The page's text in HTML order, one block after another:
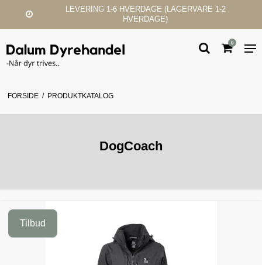
LEVERING 1-6 HVERDAGE (LAGERVARE 1-2
HVERDAGE)
0
FORSIDE / PRODUKTKATALOG
DogCoach
Tilbud